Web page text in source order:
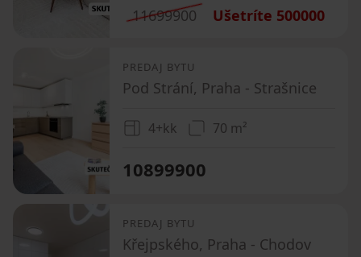
11699900 Ušetríte 500000
PREDAJ BYTU
Pod Strání, Praha - Strašnice
4+kk 70 m²
10899900
PREDAJ BYTU
Křejpského, Praha - Chodov